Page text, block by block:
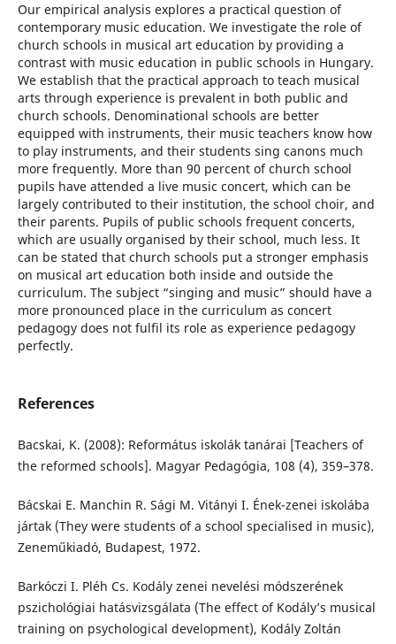
Our empirical analysis explores a practical question of
contemporary music education. We investigate the role of
church schools in musical art education by providing a
contrast with music education in public schools in Hungary.
We establish that the practical approach to teach musical
arts through experience is prevalent in both public and
church schools. Denominational schools are better
equipped with instruments, their music teachers know how
to play instruments, and their students sing canons much
more frequently. More than 90 percent of church school
pupils have attended a live music concert, which can be
largely contributed to their institution, the school choir, and
their parents. Pupils of public schools frequent concerts,
which are usually organised by their school, much less. It
can be stated that church schools put a stronger emphasis
on musical art education both inside and outside the
curriculum. The subject “singing and music” should have a
more pronounced place in the curriculum as concert
pedagogy does not fulfil its role as experience pedagogy
perfectly.
References
Bacskai, K. (2008): Református iskolák tanárai [Teachers of
the reformed schools]. Magyar Pedagógia, 108 (4), 359–378.
Bácskai E. Manchin R. Sági M. Vitányi I. Ének-zenei iskolába
jártak (They were students of a school specialised in music),
Zeneműkiadó, Budapest, 1972.
Barkóczi I. Pléh Cs. Kodály zenei nevelési módszerének
pszichológiai hatásvizsgálata (The effect of Kodály’s musical
training on psychological development), Kodály Zoltán